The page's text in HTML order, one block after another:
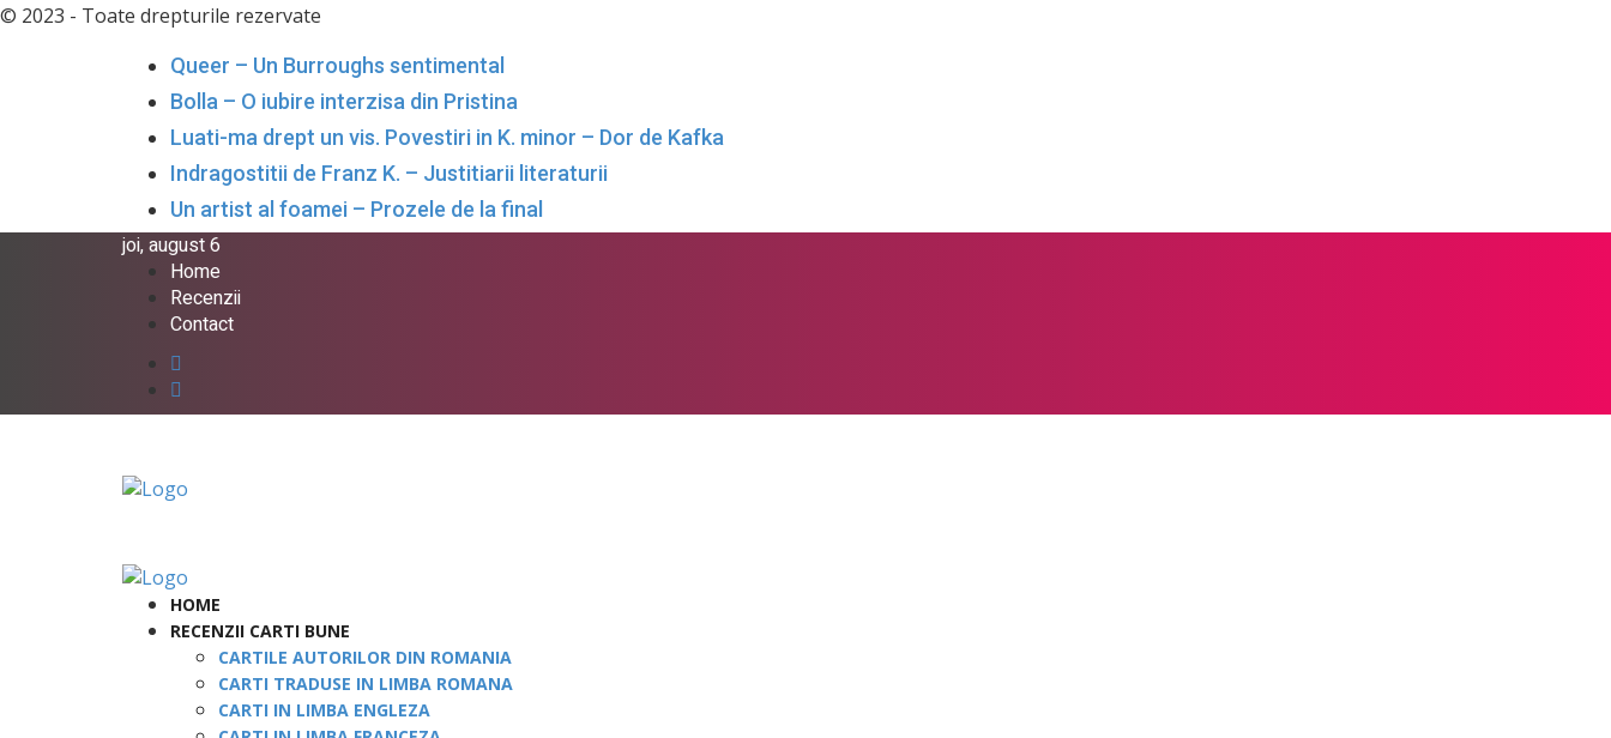
© 2023 - Toate drepturile rezervate
Queer – Un Burroughs sentimental
Bolla – O iubire interzisa din Pristina
Luati-ma drept un vis. Povestiri in K. minor – Dor de Kafka
Indragostitii de Franz K. – Justitiarii literaturii
Un artist al foamei – Prozele de la final
joi, august 6
Home
Recenzii
Contact
HOME
RECENZII CARTI BUNE
CARTILE AUTORILOR DIN ROMANIA
CARTI TRADUSE IN LIMBA ROMANA
CARTI IN LIMBA ENGLEZA